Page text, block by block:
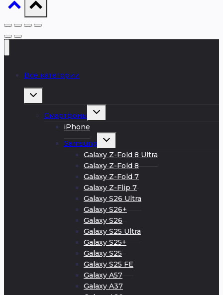
Все категории
Развернуть
Смартфоны
Развернуть
iPhone
Samsung
Развернуть
меню
Galaxy Z-Fold 8 Ultra
Galaxy Z-Fold 8
Galaxy Z-Fold 7
Galaxy Z-Flip 7
Galaxy S26 Ultra
Galaxy S26+
Galaxy S26
Galaxy S25 Ultra
Galaxy S25+
Galaxy S25
Galaxy S25 FE
Galaxy A57
Galaxy A37